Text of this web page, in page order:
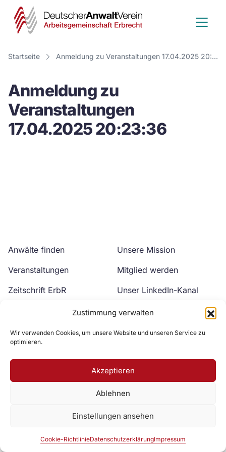
Zustimmung verwalten
Wir verwenden Cookies, um unsere Website und unseren Service zu
optimieren.
Akzeptieren
Ablehnen
Einstellungen ansehen
Cookie-RichtlinieDatenschutzerklärungImpressum
Deutscher
Anwalt
Verein
Startseite Anmeldung zu Veranstaltungen 17.04.2025 20:23:36
Anmeldung zu
Veranstaltungen
17.04.2025 20:23:36
Anwälte finden
Veranstaltungen
Zeitschrift ErbR
Unsere Mission
Mitglied werden
Unser LinkedIn-Kanal
Unser YouTube-Kanal
Zur DAV Webseite